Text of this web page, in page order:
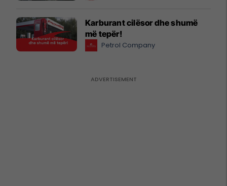
Karburant cilësor dhe shumë
më tepër!
Petrol Company